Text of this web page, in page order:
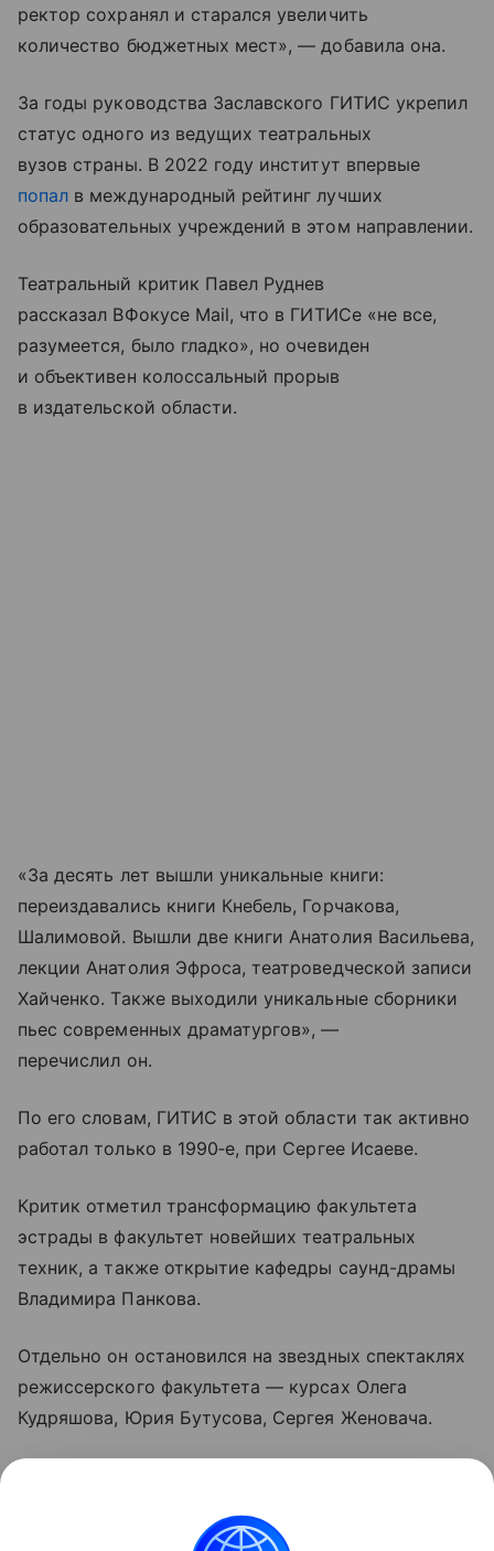
ректор сохранял и старался увеличить
количество бюджетных мест», — добавила она.
За годы руководства Заславского ГИТИС укрепил
статус одного из ведущих театральных
вузов страны. В 2022 году институт впервые
попал в международный рейтинг лучших
образовательных учреждений в этом направлении.
Театральный критик Павел Руднев
рассказал ВФокусе Mail, что в ГИТИСе «не все,
разумеется, было гладко», но очевиден
и объективен колоссальный прорыв
в издательской области.
«За десять лет вышли уникальные книги:
переиздавались книги Кнебель, Горчакова,
Шалимовой. Вышли две книги Анатолия Васильева,
лекции Анатолия Эфроса, театроведческой записи
Хайченко. Также выходили уникальные сборники
пьес современных драматургов», —
перечислил он.
По его словам, ГИТИС в этой области так активно
работал только в 1990‑е, при Сергее Исаеве.
Критик отметил трансформацию факультета
эстрады в факультет новейших театральных
техник, а также открытие кафедры саунд-драмы
Владимира Панкова.
Отдельно он остановился на звездных спектаклях
режиссерского факультета — курсах Олега
Кудряшова, Юрия Бутусова, Сергея Женовача.